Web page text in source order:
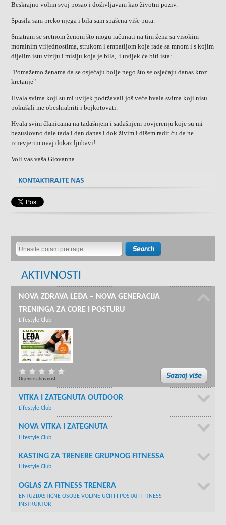
Beskrajno volim svoj posao i doživljavam kao životni poziv.
Spasila sam preko njega i bila sam spašena više puta.
Smatram se sretnom ženom što mogu računati na tim žena sa visokim
moralnim vrijednostima, strukom i empatijom koje rade sa mnom i s kojim
dijelim istu viziju i misiju koja je bila, i uvijek će biti ista:
"Pomažemo ženama da se osjećaju bolje nego što se osjećaju danas kroz
kretanje"
Hvala svima koji su mi uvijek podržavali još veće hvala svima koji nisu
pokušali me obeshrabriti i bojkotovati.
Hvala svim članicama na tadašnjem i sadašnjem povjerenju koje su mi
bezuslovno dale tada i dan danas i dok živim i dišem radit ću da ne
iznevjerim ovaj dokaz ljubavi!
Voli vas vaša Giovanna.
AKTIVNOSTI
NOVA ZDRAVA LEĐA – NOVA GENERACIJA
TRENINGA ZA CORE I POSTURU
Lifestyle Club
Ocjenite aktivnost
VITKA I ZATEGNUTA OUTDOOR
Lifestyle Club
NOVA VITKA I ZATEGNUTA
Lifestyle Club
KASTING ZA TRENERE GRUPNOG FITNESSA
Lifestyle Club
OGLAS ZA FITNESS TRENERA
ENTUZIJASTIČNE OSOBE VOLJNE UČITI I POSTATI FITNESS
INSTRUKTOR